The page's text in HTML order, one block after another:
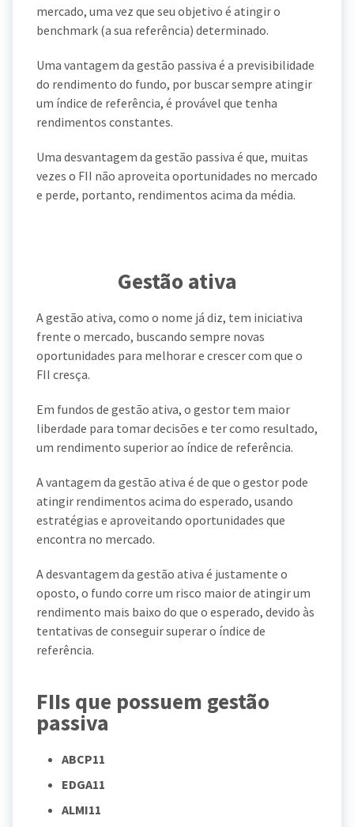
mercado, uma vez que seu objetivo é atingir o
benchmark (a sua referência) determinado.
Uma vantagem da gestão passiva é a previsibilidade
do rendimento do fundo, por buscar sempre atingir
um índice de referência, é provável que tenha
rendimentos constantes.
Uma desvantagem da gestão passiva é que, muitas
vezes o FII não aproveita oportunidades no mercado
e perde, portanto, rendimentos acima da média.
Gestão ativa
A gestão ativa, como o nome já diz, tem iniciativa
frente o mercado, buscando sempre novas
oportunidades para melhorar e crescer com que o
FII cresça.
Em fundos de gestão ativa, o gestor tem maior
liberdade para tomar decisões e ter como resultado,
um rendimento superior ao índice de referência.
A vantagem da gestão ativa é de que o gestor pode
atingir rendimentos acima do esperado, usando
estratégias e aproveitando oportunidades que
encontra no mercado.
A desvantagem da gestão ativa é justamente o
oposto, o fundo corre um risco maior de atingir um
rendimento mais baixo do que o esperado, devido às
tentativas de conseguir superar o índice de
referência.
FIIs que possuem gestão
passiva
ABCP11
EDGA11
ALMI11